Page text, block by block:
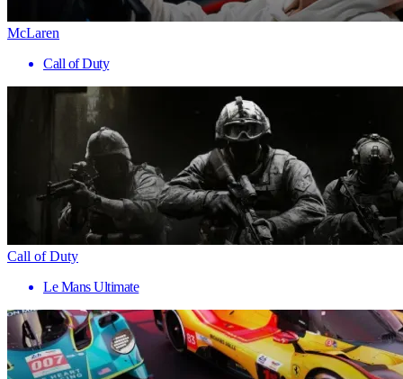
McLaren
Call of Duty
Call of Duty
Le Mans Ultimate